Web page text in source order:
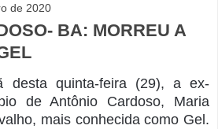
de 2020
BA: MORREU A
desta quinta-feira (29), a ex-
de Antônio Cardoso, Maria
mais conhecida como Gel.